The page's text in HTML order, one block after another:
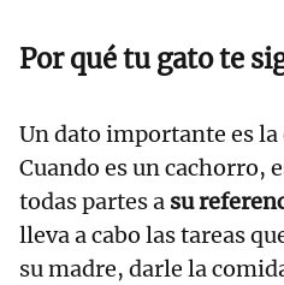
Por qué tu gato te
Un dato importante es
Cuando es un cachorro,
todas partes a su
lleva a cabo las tareas
su madre, darle la